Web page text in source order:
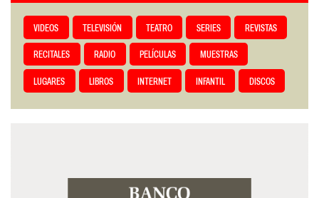
VIDEOS TELEVISIÓN TEATRO SERIES REVISTAS
RECITALES RADIO PELÍCULAS MUESTRAS
LUGARES LIBROS INTERNET INFANTIL DISCOS